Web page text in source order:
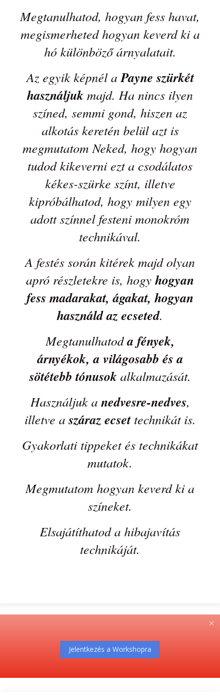
Megtanulhatod, hogyan fess havat,
megismerheted hogyan keverd ki a
hó különböző árnyalatait.
Az egyik képnél aPayne szürkét
használjuk majd. Ha nincs ilyen
színed, semmi gond, hiszen az
alkotás keretén belül azt is
megmutatom Neked, hogy hogyan
tudod kikeverni ezt a csodálatos
kékes-szürke színt, illetve
kipróbálhatod, hogy milyen egy
adott színnel festeni monokróm
technikával.
A festés során kitérek majd olyan
apró részletekre is, hogyhogyan
fess madarakat, ágakat, hogyan
használd az ecseted.
Megtanulhatoda fények,
árnyékok, a világosabb és a
sötétebb tónusokalkalmazását.
Használjuk a nedvesre-nedves,
illetve aszáraz ecsettechnikát is.
Gyakorlati tippeket és technikákat
mutatok.
Megmutatom hogyan keverd ki a
színeket.
Elsajátíthatod a hibajavítás
technikáját.
Jelentkezés a Workshopra